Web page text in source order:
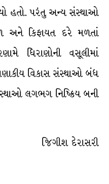
હતો. પરંતુ અન્ય સંસ્થાઓ
અને કિફાયત દરે મળતાં
ધિરાણોની વસૂલીમાં
વિકાસ સંસ્થાઓ બંધ
લગભગ નિષ્ક્રિય બની
જિગીશ દેરાસરી